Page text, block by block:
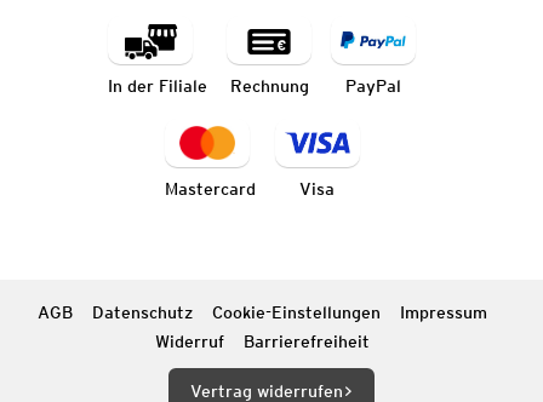
In der Filiale Rechnung PayPal
Mastercard Visa
AGB Datenschutz Cookie-Einstellungen
Impressum
Widerruf
Barrierefreiheit
Vertrag widerrufen